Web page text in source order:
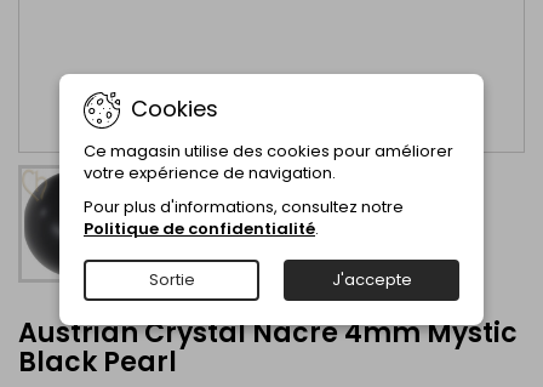
Austrian Crystal Nacre 4mm Mystic
Black Pearl
Cookies
Ce magasin utilise des cookies pour améliorer
votre expérience de navigation.
Pour plus d'informations, consultez notre
Politique de confidentialité.
Sortie J'accepte